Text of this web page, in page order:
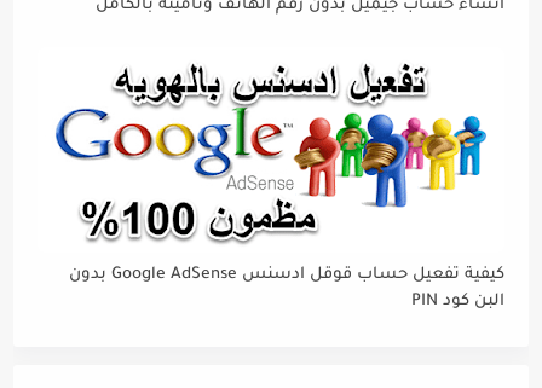
انشاء حساب جيميل بدون رقم الهاتف وتأمينه بالكامل
كيفية تفعيل حساب قوقل ادسنس Google AdSense بدون
البن كود PIN